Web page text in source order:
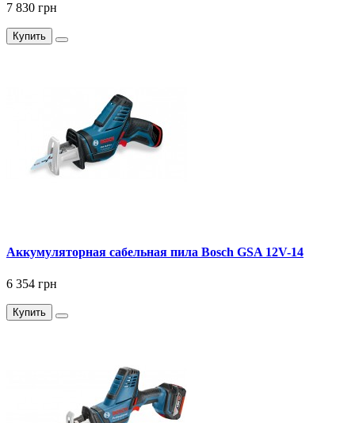
7 830 грн
Купить
Аккумуляторная сабельная пила Bosch GSA 12V-14
6 354 грн
Купить